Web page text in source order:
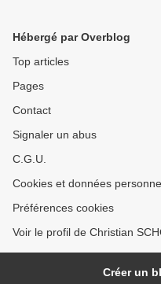
Hébergé par Overblog
Top articles
Pages
Contact
Signaler un abus
C.G.U.
Cookies et données
Préférences cookies
Voir le profil de Christian
Créer un